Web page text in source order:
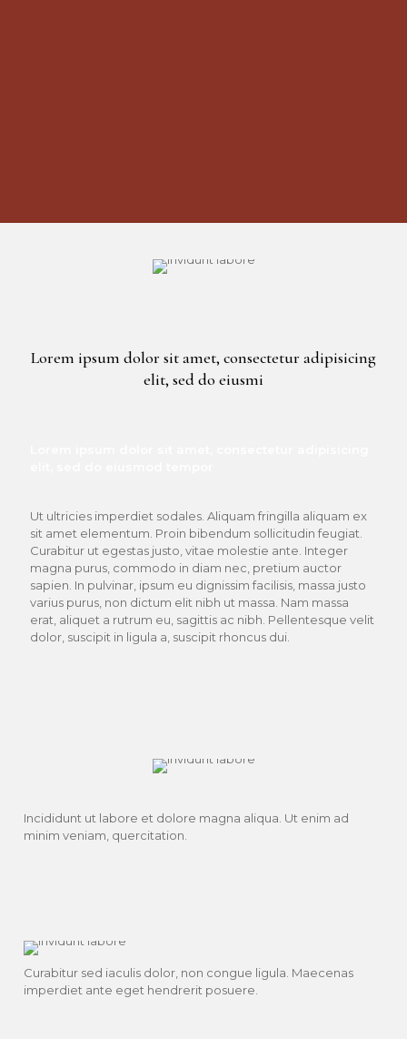
Lorem ipsum dolor sit amet, consectetur adipisicing
elit, sed do eiusmi
Ut ultricies imperdiet sodales. Aliquam fringilla aliquam ex
sit amet elementum. Proin bibendum sollicitudin feugiat.
Curabitur ut egestas justo, vitae molestie ante. Integer
magna purus, commodo in diam nec, pretium auctor
sapien. In pulvinar, ipsum eu dignissim facilisis, massa justo
varius purus, non dictum elit nibh ut massa. Nam massa
erat, aliquet a rutrum eu, sagittis ac nibh. Pellentesque velit
dolor, suscipit in ligula a, suscipit rhoncus dui.
Incididunt ut labore et dolore magna aliqua. Ut enim ad
minim veniam, quercitation.
Curabitur sed iaculis dolor, non congue ligula. Maecenas
imperdiet ante eget hendrerit posuere.